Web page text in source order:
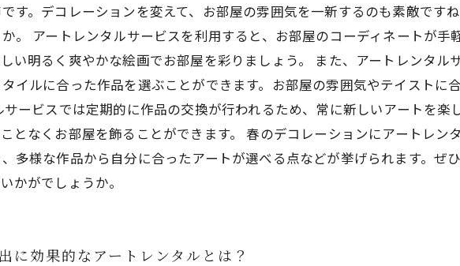
す。デコレーションを変えて、お部屋の雰囲気を一新するのも素敵です
。 アートレンタルサービスを利用すると、お部屋のコーディネートが手
い明るく爽やかな絵画でお部屋を彩りましょう。 また、アートレンタル
イルに合った作品を選ぶことができます。お部屋の雰囲気やテイストに
ービスでは定期的に作品の交換が行われるため、常に新しいアートを楽
となくお部屋を飾ることができます。 春のデコレーションにアートレ
多様な作品から自分に合ったアートが選べる点などが挙げられます。ぜ
かがでしょうか。
に効果的なアートレンタルとは？